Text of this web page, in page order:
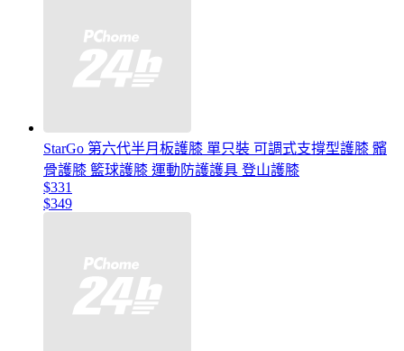
StarGo 第六代半月板護膝 單只裝 可調式支撐型護膝 髕
骨護膝 籃球護膝 運動防護護具 登山護膝
$331
$349